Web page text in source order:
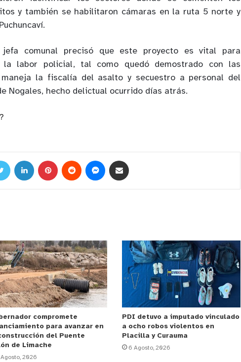
y también se habilitaron cámaras en la ruta 5 norte y
jefa comunal precisó que este proyecto es vital para
la labor policial, tal como quedó demostrado con las
maneja la fiscalía del asalto y secuestro a personal del
Nogales, hecho delictual ocurrido días atrás.
compromete
para avanzar en
del Puente
de Limache
2026
PDI detuvo a imputado vinculado
a ocho robos violentos en
Placilla y Curauma
6 Agosto, 2026